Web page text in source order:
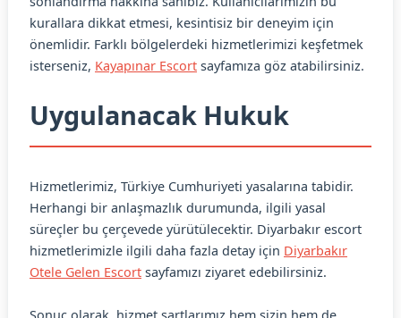
kurallara dikkat etmesi, kesintisiz bir deneyim için
önemlidir. Farklı bölgelerdeki hizmetlerimizi keşfetmek
isterseniz, Kayapınar Escort sayfamıza göz atabilirsiniz.
Uygulanacak Hukuk
Hizmetlerimiz, Türkiye Cumhuriyeti yasalarına tabidir.
Herhangi bir anlaşmazlık durumunda, ilgili yasal
süreçler bu çerçevede yürütülecektir. Diyarbakır escort
hizmetlerimizle ilgili daha fazla detay için Diyarbakır
Otele Gelen Escort sayfamızı ziyaret edebilirsiniz.